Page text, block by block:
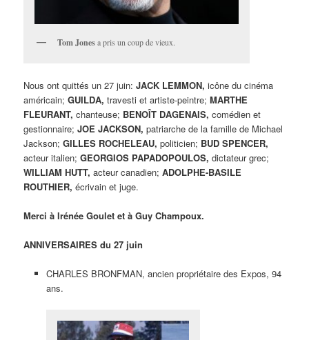
Tom Jonesa pris un coup de vieux.
Nous ont quittés un 27 juin:JACK LEMMON, icône du cinéma
américain;GUILDA, travesti et artiste-peintre;MARTHE
FLEURANT, chanteuse; BENOÎT DAGENAIS, comédien et
gestionnaire;JOE JACKSON, patriarche de la famille de Michael
Jackson;GILLES ROCHELEAU, politicien; BUD SPENCER,
acteur italien;GEORGIOS PAPADOPOULOS, dictateur grec;
WILLIAM HUTT, acteur canadien;ADOLPHE-BASILE
ROUTHIER, écrivain et juge.
Merci à Irénée Goulet et à Guy Champoux.
ANNIVERSAIRES du 27 juin
CHARLES BRONFMAN, ancien propriétaire des Expos, 94
ans.